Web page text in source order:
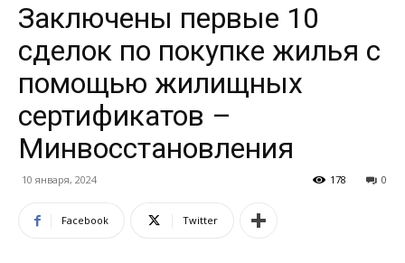
Заключены первые 10
сделок по покупке жилья с
помощью жилищных
сертификатов –
Минвосстановления
10 января, 2024 0
178
Facebook Twitter